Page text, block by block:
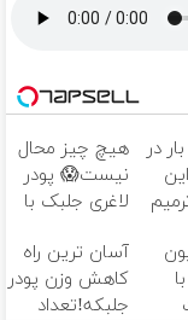
در
ایران🇮🇷 این
هیچ چیز محال
نیست😱 پودر
لاغری جلبک با
منتظرته!
آسان ترین راه
کاهش وزن پودر
جلبکه!تعداد